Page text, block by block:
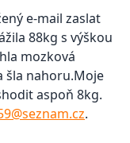
e-mail zaslat
88kg s výškou
mozková
šla nahoru.Moje
aspoň 8kg.
.